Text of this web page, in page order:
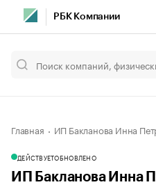
РБК Компании
Главная ИП Бакланова Инна
ДЕЙСТВУЕТОБНОВЛЕНО
ИП Бакланова Инна